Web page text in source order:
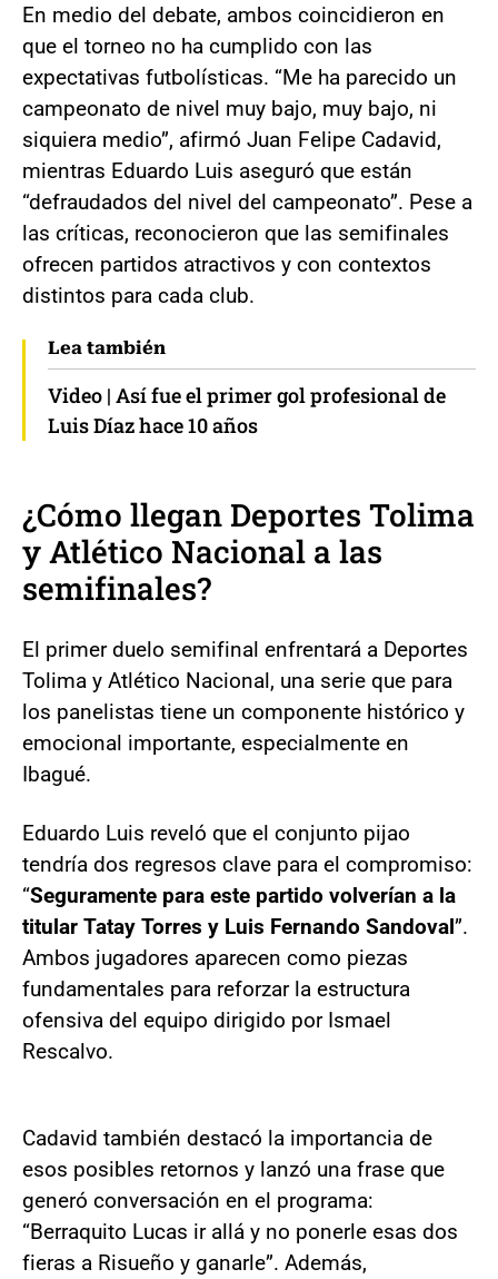
En medio del debate, ambos coincidieron en
que el torneo no ha cumplido con las
expectativas futbolísticas. “Me ha parecido un
campeonato de nivel muy bajo, muy bajo, ni
siquiera medio”, afirmó Juan Felipe Cadavid,
mientras Eduardo Luis aseguró que están
“defraudados del nivel del campeonato”. Pese a
las críticas, reconocieron que las semifinales
ofrecen partidos atractivos y con contextos
distintos para cada club.
Lea también
Video | Así fue el primer gol profesional de
Luis Díaz hace 10 años
¿Cómo llegan Deportes Tolima
y Atlético Nacional a las
semifinales?
El primer duelo semifinal enfrentará a Deportes
Tolima y Atlético Nacional, una serie que para
los panelistas tiene un componente histórico y
emocional importante, especialmente en
Ibagué.
Eduardo Luis reveló que el conjunto pijao
tendría dos regresos clave para el compromiso:
“Seguramente para este partido volverían a la
titular Tatay Torres y Luis Fernando Sandoval”.
Ambos jugadores aparecen como piezas
fundamentales para reforzar la estructura
ofensiva del equipo dirigido por Ismael
Rescalvo.
Cadavid también destacó la importancia de
esos posibles retornos y lanzó una frase que
generó conversación en el programa:
“Berraquito Lucas ir allá y no ponerle esas dos
fieras a Risueño y ganarle”. Además,